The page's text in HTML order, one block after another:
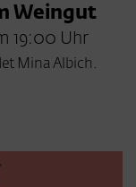
Weingut
19:00 Uhr
Mina Albich.